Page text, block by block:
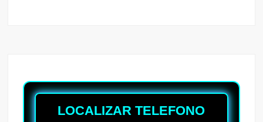
LOCALIZAR TELEFONO